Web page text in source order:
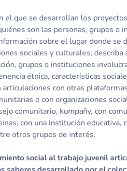
el que se desarrollan los
son las personas, grupos o
sobre el lugar donde se
sociales y culturales; describa
grupos o instituciones
étnica, características
con otras
o con organizaciones
comunitario, kumpañy, con
con una institución educativa,
otros grupos de interés.
social al trabajo juvenil